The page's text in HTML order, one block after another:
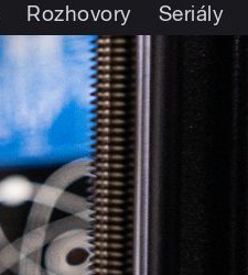
Rozhovory Seriály